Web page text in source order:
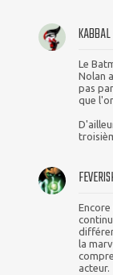
KABBAL
Le
Nolan
pas
que
la
acteur.